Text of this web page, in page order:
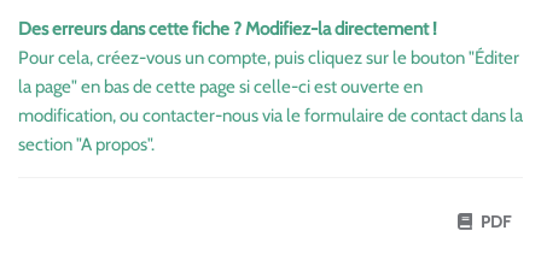
Des erreurs dans cette fiche ? Modifiez-la directement !
Pour cela, créez-vous un compte, puis cliquez sur le bouton "Éditer
la page" en bas de cette page si celle-ci est ouverte en
modification, ou contacter-nous via le formulaire de contact dans la
section "A propos".
PDF